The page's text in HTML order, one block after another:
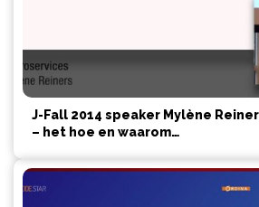
J-Fall 2014 speaker Mylène
– het hoe en waarom…